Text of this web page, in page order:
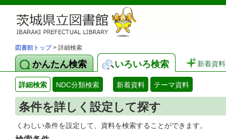
図書館トップ> 詳細検索
かんたん検索 いろいろ検索 新着資料
詳細検索 NDC分類検索 新着資料 テーマ資料
条件を詳しく設定して探す
くわしい条件を設定して、資料を検索することができます。